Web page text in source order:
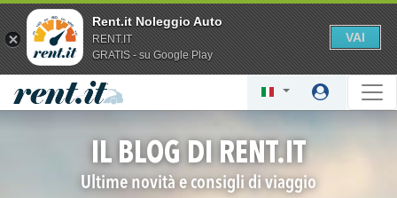
Rent.it Noleggio Auto
RENT.IT
GRATIS - su Google Play
VAI
IL BLOG DI RENT.IT
Ultime novità e consigli di viaggio